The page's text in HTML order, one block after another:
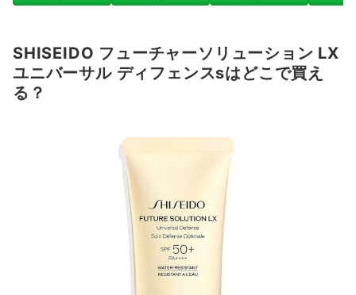
SHISEIDO フューチャーソリューション LX
ユニバーサル ディフェンスsはどこで買え
る？